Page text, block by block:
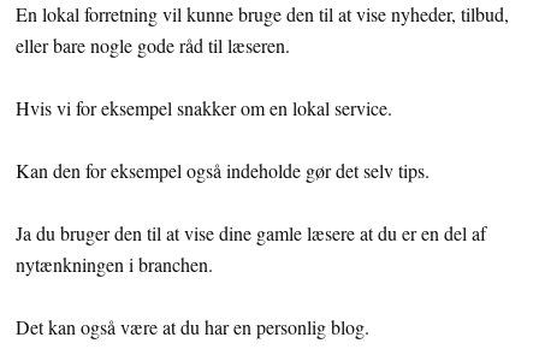
En lokal forretning vil kunne bruge den til at vise nyheder, tilbud,
eller bare nogle gode råd til læseren.
Hvis vi for eksempel snakker om en lokal service.
Kan den for eksempel også indeholde gør det selv tips.
Ja du bruger den til at vise dine gamle læsere at du er en del af
nytænkningen i branchen.
Det kan også være at du har en personlig blog.